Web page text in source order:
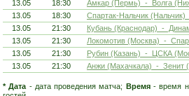
13.05
18:30
Амкар (Пермь) - Волга
13.05
18:30
Спартак-Нальчик
13.05
21:30
Кубань (Краснодар) -
13.05
21:30
Локомотив (Москва) -
13.05
21:30
Рубин (Казань) - ЦСКА
13.05
21:30 Анжи (Махачкала) - Зенит
* Дата - дата проведения матча; Время- время